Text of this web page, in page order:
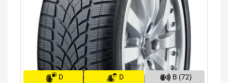
D D B (72)